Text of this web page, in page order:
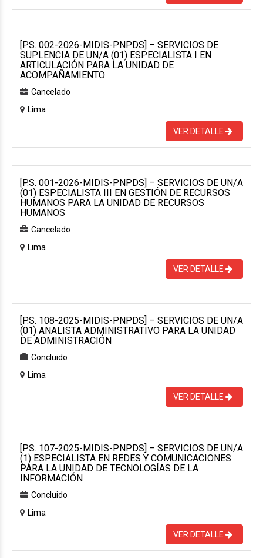
[P.S. 002-2026-MIDIS-PNPDS] – SERVICIOS DE
SUPLENCIA DE UN/A (01) ESPECIALISTA I EN
ARTICULACIÓN PARA LA UNIDAD DE
ACOMPAÑAMIENTO
Cancelado
Lima
VER DETALLE
[P.S. 001-2026-MIDIS-PNPDS] – SERVICIOS DE UN/A
(01) ESPECIALISTA III EN GESTIÓN DE RECURSOS
HUMANOS PARA LA UNIDAD DE RECURSOS
HUMANOS
Cancelado
Lima
VER DETALLE
[P.S. 108-2025-MIDIS-PNPDS] – SERVICIOS DE UN/A
(01) ANALISTA ADMINISTRATIVO PARA LA UNIDAD
DE ADMINISTRACIÓN
Concluido
Lima
VER DETALLE
[P.S. 107-2025-MIDIS-PNPDS] – SERVICIOS DE UN/A
(1) ESPECIALISTA EN REDES Y COMUNICACIONES
PARA LA UNIDAD DE TECNOLOGÍAS DE LA
INFORMACIÓN
Concluido
Lima
VER DETALLE